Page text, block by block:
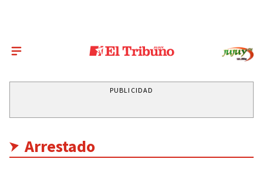
PUBLICIDAD
Arrestado